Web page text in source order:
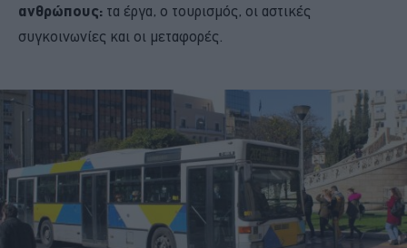
ανθρώπους: τα έργα, ο τουρισμός, οι αστικές
συγκοινωνίες και οι μεταφορές.